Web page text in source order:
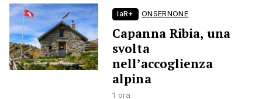
laR+ ONSERNONE
Capanna Ribia, una
svolta
nell’accoglienza
alpina
1 ora